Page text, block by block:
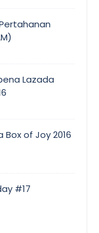
Lazada
Box of Joy 2016
#17